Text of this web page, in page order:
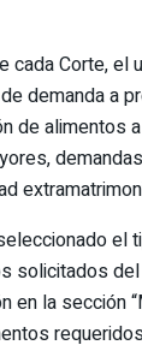
cada Corte, el
demanda a
de alimentos
el
solicitados
en la sección